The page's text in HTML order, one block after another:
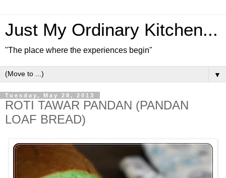
Just My Ordinary Kitchen...
"The place where the experiences begin"
▼
Tuesday, May 28, 2013
ROTI TAWAR PANDAN (PANDAN
LOAF BREAD)